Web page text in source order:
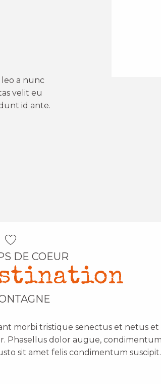
a nunc
velit eu
id ante.
DE COEUR
morbi tristique senectus et netus et
Phasellus dolor augue,
sit amet felis condimentum suscipit.